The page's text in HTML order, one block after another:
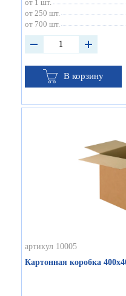
от 1 шт.
от 250 шт.
от 700 шт.
В корзину
артикул 10005
Картонная коробка